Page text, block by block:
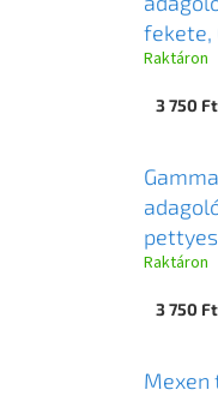
fekete,
Raktáron
3 750 Ft
Raktáron
3 750 Ft
Mexen